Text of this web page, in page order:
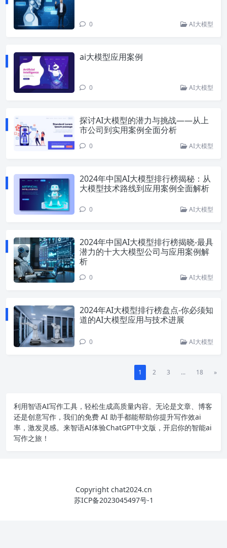
0 AI大模型
ai大模型应用案例
0 AI大模型
探讨AI大模型的潜力与挑战——从上
市公司到实用案例全面分析
0 AI大模型
2024年中国AI大模型排行榜揭秘：从
大模型技术路线到应用案例全面解析
0 AI大模型
2024年中国AI大模型排行榜揭晓-最具
潜力的十大大模型公司与应用案例解
析
0 AI大模型
2024年AI大模型排行榜盘点-你必须知
道的AI大模型应用与技术进展
0 AI大模型
1 2 3 ... 18 »
利用智语AI写作工具，轻松生成高质量内容。无论是文章、博客
还是创意写作，我们的免费 AI 助手都能帮助你提升写作效ai
率，激发灵感。来智语AI体验ChatGPT中文版 ，开启你的智能ai
写作之旅！
Copyright chat2024.cn
苏ICP备2023045497号-1